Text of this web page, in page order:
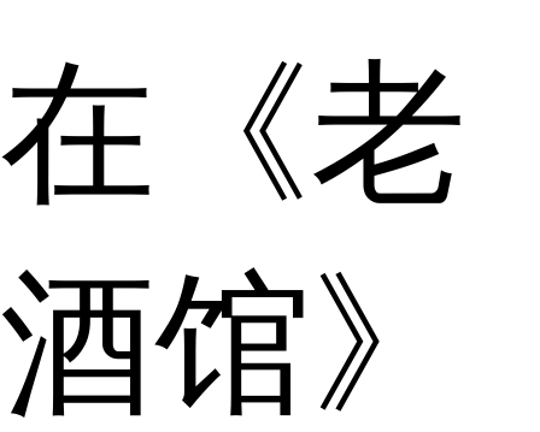
在《老
酒馆》